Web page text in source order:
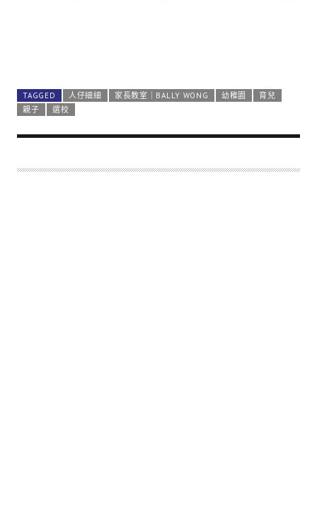
TAGGED 人仔細細 家長教室｜BALLY WONG 幼稚園
育兒
親子
選校